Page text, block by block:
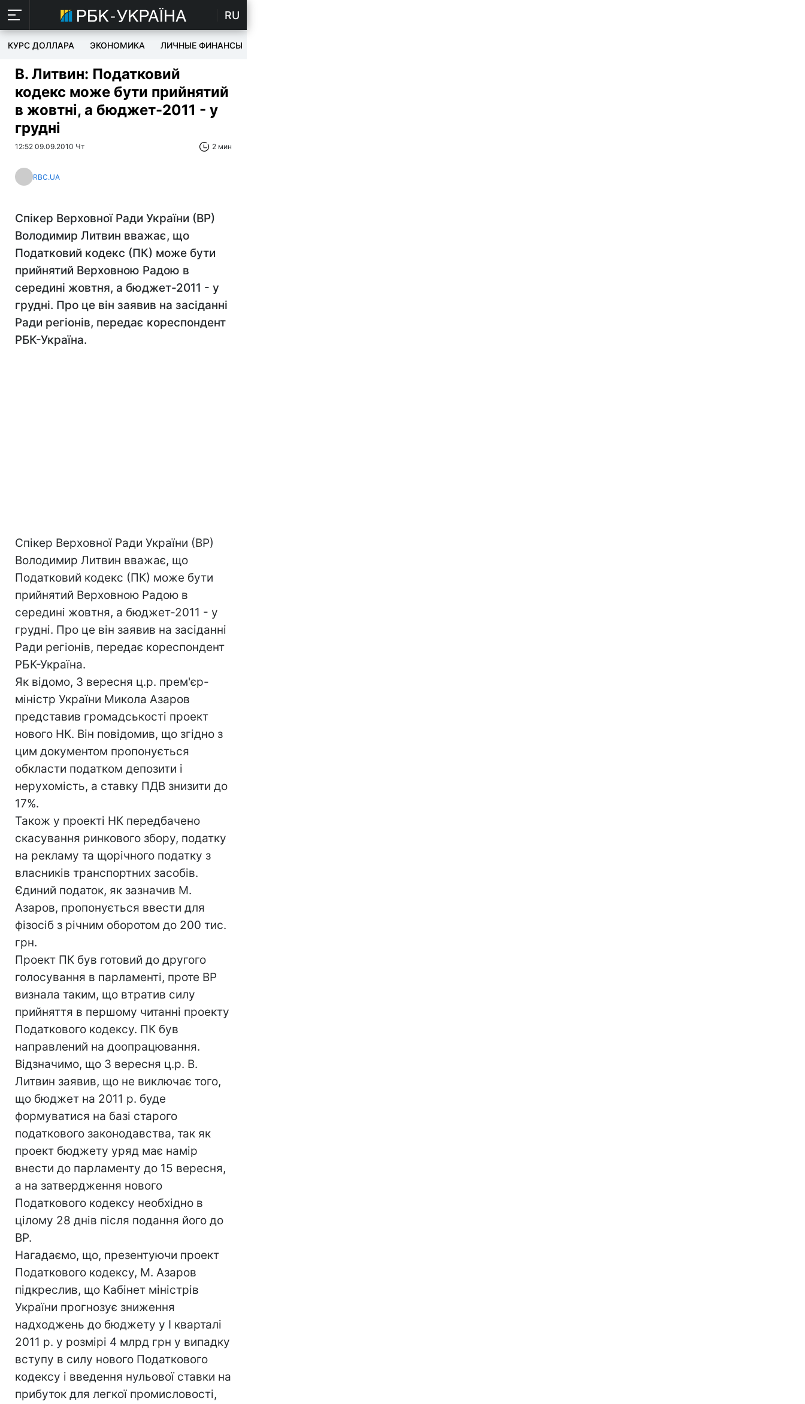
RU
КУРС ДОЛЛАРА ЭКОНОМИКА ЛИЧНЫЕ ФИНАНСЫ
В. Литвин: Податковий
кодекс може бути прийнятий
в жовтні, а бюджет-2011 - у
грудні
12:52 09.09.2010 Чт 2 мин
RBC.UA
Спікер Верховної Ради України (ВР)
Володимир Литвин вважає, що
Податковий кодекс (ПК) може бути
прийнятий Верховною Радою в
середині жовтня, а бюджет-2011 - у
грудні. Про це він заявив на засіданні
Ради регіонів, передає кореспондент
РБК-Україна.
Спікер Верховної Ради України (ВР)
Володимир Литвин вважає, що
Податковий кодекс (ПК) може бути
прийнятий Верховною Радою в
середині жовтня, а бюджет-2011 - у
грудні. Про це він заявив на засіданні
Ради регіонів, передає кореспондент
РБК-Україна.
Як відомо, 3 вересня ц.р. прем'єр-
міністр України Микола Азаров
представив громадськості проект
нового НК. Він повідомив, що згідно з
цим документом пропонується
обкласти податком депозити і
нерухомість, а ставку ПДВ знизити до
17%.
Також у проекті НК передбачено
скасування ринкового збору, податку
на рекламу та щорічного податку з
власників транспортних засобів.
Єдиний податок, як зазначив М.
Азаров, пропонується ввести для
фізосіб з річним оборотом до 200 тис.
грн.
Проект ПК був готовий до другого
голосування в парламенті, проте ВР
визнала таким, що втратив силу
прийняття в першому читанні проекту
Податкового кодексу. ПК був
направлений на доопрацювання.
Відзначимо, що 3 вересня ц.р. В.
Литвин заявив, що не виключає того,
що бюджет на 2011 р. буде
формуватися на базі старого
податкового законодавства, так як
проект бюджету уряд має намір
внести до парламенту до 15 вересня,
а на затвердження нового
Податкового кодексу необхідно в
цілому 28 днів після подання його до
ВР.
Нагадаємо, що, презентуючи проект
Податкового кодексу, М. Азаров
підкреслив, що Кабінет міністрів
України прогнозує зниження
надходжень до бюджету у І кварталі
2011 р. у розмірі 4 млрд грн у випадку
вступу в силу нового Податкового
кодексу і введення нульової ставки на
прибуток для легкої промисловості,